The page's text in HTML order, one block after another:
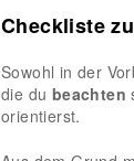
Checkliste
Sowohl in der
die du beachten
orientierst.